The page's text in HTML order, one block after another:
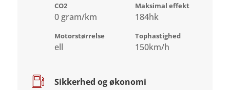
CO2
0 gram/km
Maksimal effekt
184hk
Motorstørrelse
ell
Tophastighed
150km/h
Sikkerhed og økonomi